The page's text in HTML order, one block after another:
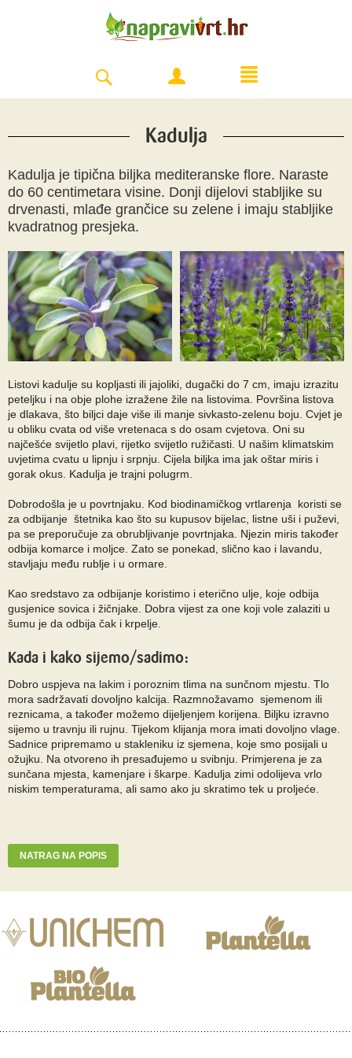
Kadulja
Kadulja je tipična biljka mediteranske flore. Naraste
do 60 centimetara visine. Donji dijelovi stabljike su
drvenasti, mlađe grančice su zelene i imaju stabljike
kvadratnog presjeka.
Listovi kadulje su kopljasti ili jajoliki, dugački do 7 cm, imaju izrazitu
peteljku i na obje plohe izražene žile na listovima. Površina listova
je dlakava, što biljci daje više ili manje sivkasto-zelenu boju. Cvjet je
u obliku cvata od više vretenaca s do osam cvjetova. Oni su
najčešće svijetlo plavi, rijetko svijetlo ružičasti. U našim klimatskim
uvjetima cvatu u lipnju i srpnju. Cijela biljka ima jak oštar miris i
gorak okus. Kadulja je trajni polugrm.
Dobrodošla je u povrtnjaku. Kod biodinamičkog vrtlarenja koristi se
za odbijanje štetnika kao što su kupusov bijelac, listne uši i puževi,
pa se preporučuje za obrubljivanje povrtnjaka. Njezin miris također
odbija komarce i moljce. Zato se ponekad, slično kao i lavandu,
stavljaju među rublje i u ormare.
Kao sredstavo za odbijanje koristimo i eterično ulje, koje odbija
gusjenice sovica i žičnjake. Dobra vijest za one koji vole zalaziti u
šumu je da odbija čak i krpelje.
Kada i kako sijemo/sadimo:
Dobro uspjeva na lakim i poroznim tlima na sunčnom mjestu. Tlo
mora sadržavati dovoljno kalcija. Razmnožavamo sjemenom ili
reznicama, a također možemo dijeljenjem korijena. Biljku izravno
sijemo u travnju ili rujnu. Tijekom klijanja mora imati dovoljno vlage.
Sadnice pripremamo u stakleniku iz sjemena, koje smo posijali u
ožujku. Na otvoreno ih presađujemo u svibnju. Primjerena je za
sunčana mjesta, kamenjare i škarpe. Kadulja zimi odolijeva vrlo
niskim temperaturama, ali samo ako ju skratimo tek u proljeće.
NATRAG NA POPIS